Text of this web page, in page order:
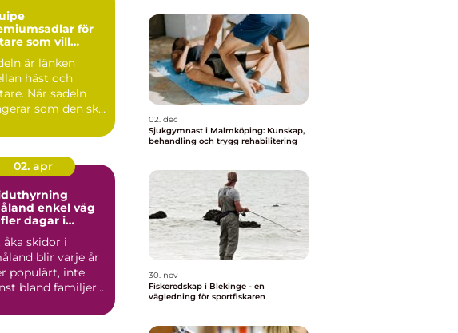
för
som vill
är länken
häst och
När sadeln
som den ska
...
02. apr
enkel väg
dagar i
skidor i
blir varje år
populärt, inte
bland familjer
02. dec
Sjukgymnast i Malmköping: Kunskap,
behandling och trygg rehabilitering
30. nov
Fiskeredskap i Blekinge - en
vägledning för sportfiskaren